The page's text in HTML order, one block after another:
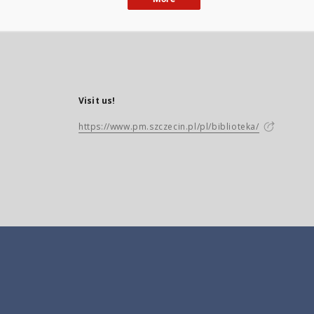
Visit us!
https://www.pm.szczecin.pl/pl/biblioteka/